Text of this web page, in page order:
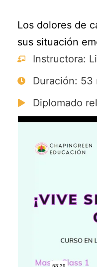
Los dolores de
sus situación
Instructora:
Duración: 53
Diplomado